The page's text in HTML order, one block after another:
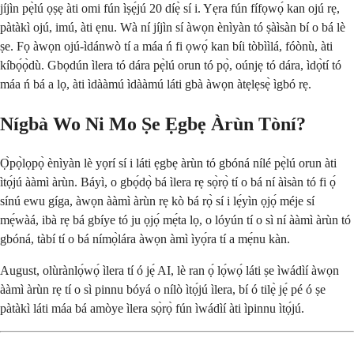
jíjìn pẹ̀lú ọṣẹ àti omi fún ìṣẹ́jú 20 díẹ̀ sí i. Yẹra fún fífọwọ́ kan ojú rẹ,
pàtàkì ojú, imú, àti ẹnu. Wà ní jíjìn sí àwọn ènìyàn tó ṣàìsàn bí o bá lè
ṣe. Fọ àwọn ojú-ìdánwò tí a máa ń fi ọwọ́ kan bíi tòbììlá, fóònù, àti
kíbọ́ọ̀dù. Gbọdún ìlera tó dára pẹ̀lú orun tó pọ̀, oúnjẹ tó dára, ìdọ̀tí tó
máa ń bá a lọ, àti ìdààmú ìdààmú láti gbà àwọn àtẹlẹsẹ̀ ìgbó rẹ.
Nígbà Wo Ni Mo Ṣe Ẹgbẹ Àrùn Tòní?
Ọ̀pọ̀lọpọ̀ ènìyàn lè yọrí sí i láti ẹgbẹ àrùn tó gbóná nílé pẹ̀lú orun àti
ìtọ́jú ààmì àrùn. Báyì, o gbọ́dọ̀ bá ìlera rẹ sọ̀rọ̀ tí o bá ní àìsàn tó fi ọ́
sínú ewu gíga, àwọn ààmì àrùn rẹ kò bá rọ̀ sí i lẹ́yìn ọjọ́ méje sí
mẹ́wàá, ibà rẹ bá gbíye tó ju ọjọ́ mẹ́ta lọ, o lóyún tí o sì ní ààmì àrùn tó
gbóná, tàbí tí o bá nímọ̀lára àwọn àmì ìyọ́ra tí a mẹ́nu kàn.
August, olùrànlọ́wọ́ ìlera tí ó jẹ́ AI, lè ran ọ́ lọ́wọ́ láti ṣe ìwádìí àwọn
ààmì àrùn rẹ tí o sì pinnu bóyá o nílò ìtọ́jú ìlera, bí ó tilẹ̀ jẹ́ pé ó ṣe
pàtàkì láti máa bá amòye ìlera sọ̀rọ̀ fún ìwádìí àti ìpinnu ìtọ́jú.